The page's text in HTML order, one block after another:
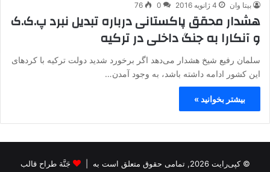
بیتا وان 4 ژانویه 2016 0
76
هشدار محقق پاکستانی درباره تبدیل نبرد پ.ک.ک
و آنکارا به جنگ داخلی در ترکیه
سلمان رفیع شیخ هشدار می‌دهد اگر برخورد شدید دولت ترکیه با کردهای
این کشور ادامه داشته باشد، به وجود آمدن…
بیشتر بخوانید »
© کپی‌رایت 2026, تمامی حقوق متعلق است به |
جَنَّة طراح قالب